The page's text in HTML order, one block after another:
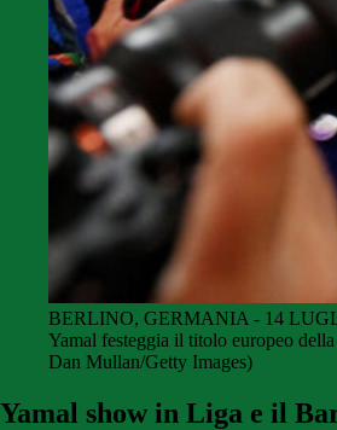
BERLINO, GERMANIA - 14
Yamal festeggia il titolo europeo
Dan Mullan/Getty Images)
Yamal show in Liga e il